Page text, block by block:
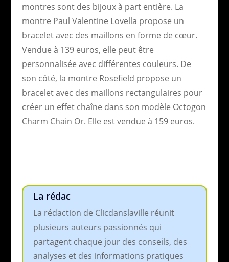
montres sont des bijoux à part entière. La
montre Paul Valentine Lovella propose un
bracelet avec des maillons en forme de cœur.
Vendue à 139 euros, elle peut être
personnalisée avec différentes couleurs. De
son côté, la montre Rosefield propose un
bracelet avec des maillons rectangulaires pour
créer un effet chaîne dans son modèle Octogon
Charm Chain Or. Elle est vendue à 159 euros.
La rédac
La rédaction de Clicdanslaville réunit
plusieurs auteurs passionnés qui
partagent chaque jour des conseils, des
analyses et des informations pratiques